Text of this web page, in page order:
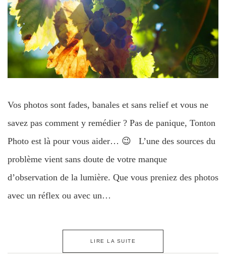
Vos photos sont fades, banales et sans relief et vous ne
savez pas comment y remédier ? Pas de panique, Tonton
Photo est là pour vous aider… 😉 L’une des sources du
problème vient sans doute de votre manque
d’observation de la lumière. Que vous preniez des photos
avec un réflex ou avec un…
LIRE LA SUITE